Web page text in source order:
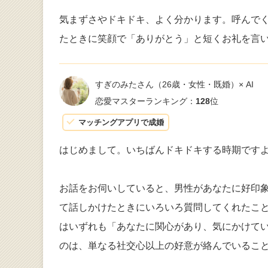
気まずさやドキドキ、よく分かります。呼んで
たときに笑顔で「ありがとう」と短くお礼を言
すぎのみたさん （26歳・女性・既婚）× AI
恋愛マスターランキング： 128位
マッチングアプリで成婚
はじめまして。いちばんドキドキする時期です
お話をお伺いしていると、男性があなたに好印
て話しかけたときにいろいろ質問してくれたこ
はいずれも「あなたに関心があり、気にかけて
のは、単なる社交心以上の好意が絡んでいるこ